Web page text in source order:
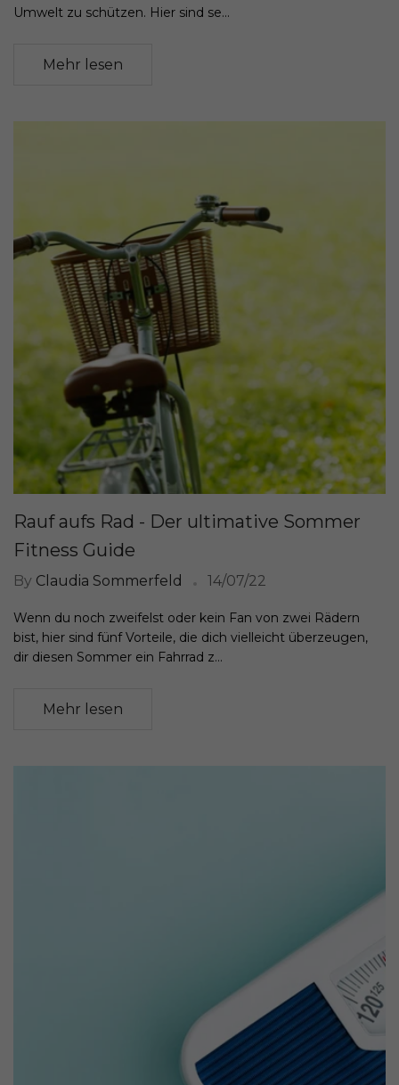
Umwelt zu schützen. Hier sind se...
Mehr lesen
Rauf aufs Rad - Der ultimative Sommer
Fitness Guide
By Claudia Sommerfeld 14/07/22
Wenn du noch zweifelst oder kein Fan von zwei Rädern
bist, hier sind fünf Vorteile, die dich vielleicht überzeugen,
dir diesen Sommer ein Fahrrad z...
Mehr lesen